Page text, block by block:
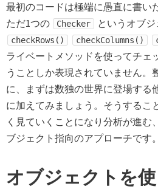
最初のコードは極端に愚直に書い
ただ1つの
Checker というオブジ
checkRows() checkColumns()
ライベートメソッドを使ってチェ
うことしか表現されていません。
に、まずは数独の世界に登場する
に加えてみましょう。そうするこ
く見ていくことになり分析が進む
ブジェクト指向のアプローチです。
オブジェクトを使